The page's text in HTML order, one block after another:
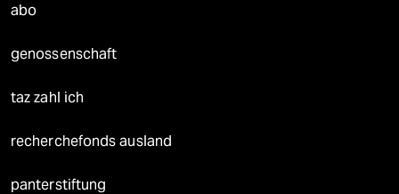
abo
genossenschaft
taz zahl ich
recherchefonds ausland
panterstiftung